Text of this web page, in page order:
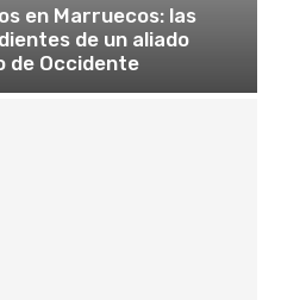
en Marruecos: las
de un aliado
de Occidente